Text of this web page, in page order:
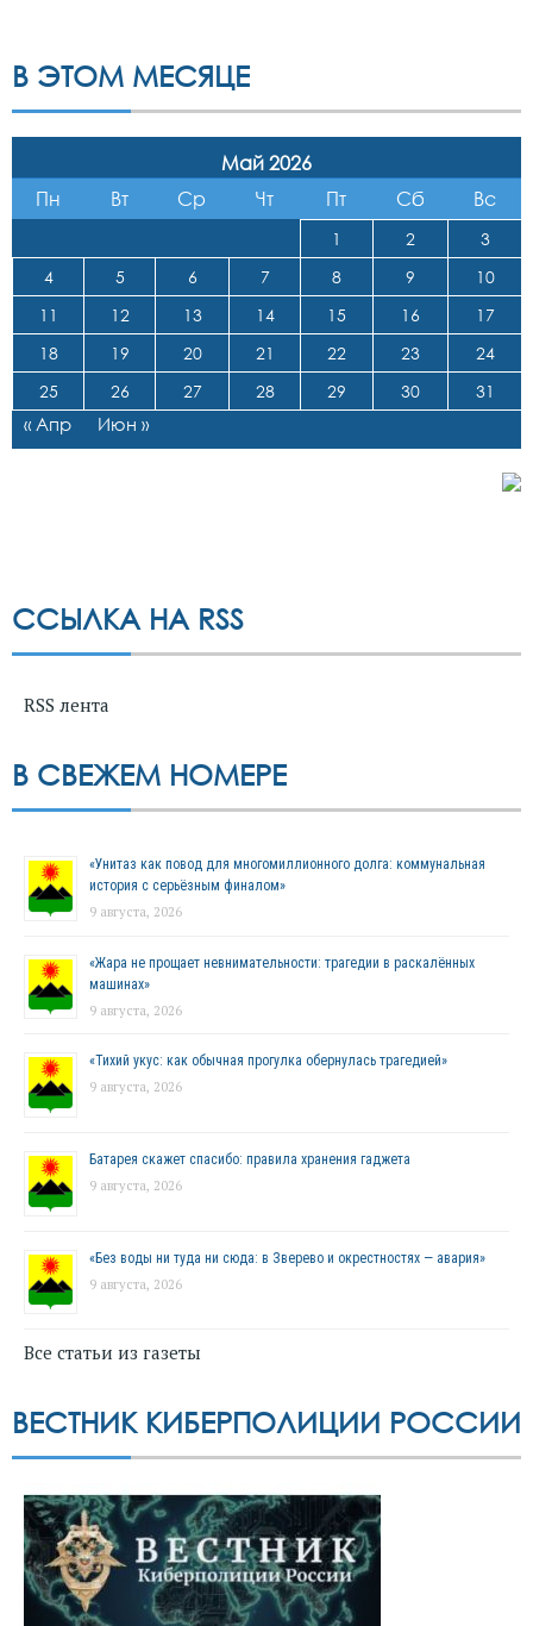
В ЭТОМ МЕСЯЦЕ
Май 2026
Пн
Вт Ср Чт Пт Сб Вс
1 2
3
4
5 6 7 8 9
10
11
12 13 14 15 16
17
18
19 20 21 22 23
24
25
26 27 28 29 30 31
« Апр Июн »
ССЫЛКА НА RSS
RSS лента
В СВЕЖЕМ НОМЕРЕ
«Унитаз как повод для многомиллионного долга: коммунальная
история с серьёзным финалом»
9 августа, 2026
«Жара не прощает невнимательности: трагедии в раскалённых
машинах»
9 августа, 2026
«Тихий укус: как обычная прогулка обернулась трагедией»
9 августа, 2026
Батарея скажет спасибо: правила хранения гаджета
9 августа, 2026
«Без воды ни туда ни сюда: в Зверево и окрестностях — авария»
9 августа, 2026
Все статьи из газеты
ВЕСТНИК КИБЕРПОЛИЦИИ РОССИИ